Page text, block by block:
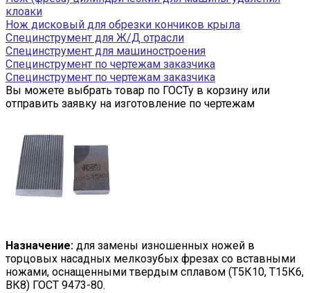
клоаки
Нож дисковый для обрезки кончиков крыла
Специнструмент для Ж/Д отрасли
Специнструмент для машиностроения
Специнструмент по чертежам заказчика
Специнструмент по чертежам заказчика
Вы можете выбрать товар по ГОСТу в корзину или
отправить заявку на изготовление по чертежам
Назначение: для замены изношенных ножей в
торцовых насадных мелкозубых фрезах со вставными
ножами, оснащенными твердым сплавом (Т5К10, Т15К6,
ВК8) ГОСТ 9473-80.